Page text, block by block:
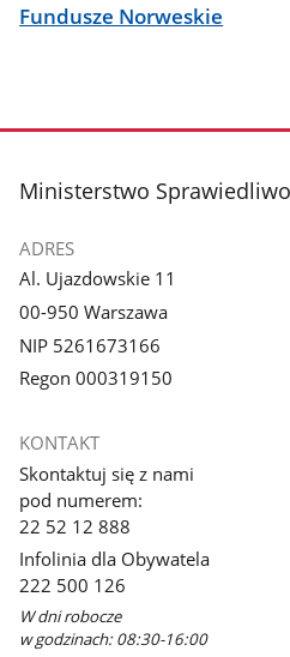
Fundusze Norweskie
stopka
Ministerstwo
ADRES
Al. Ujazdowskie 11
00-950 Warszawa
NIP 5261673166
Regon 000319150
KONTAKT
Skontaktuj się z nami
pod numerem:
22 52 12 888
Infolinia dla Obywatela
222 500 126
W dni robocze
w godzinach: 08:30-16:00